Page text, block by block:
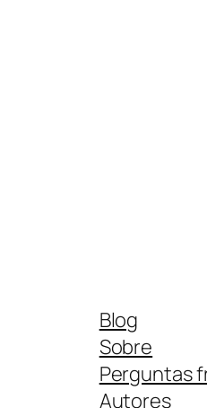
Blog
Sobre
Perguntas
Autores